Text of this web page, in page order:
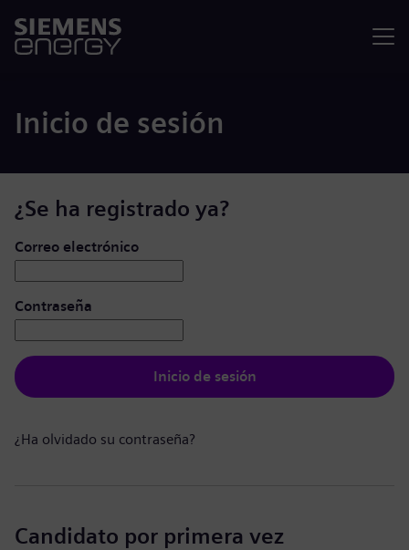
Inicio de sesión
¿Se ha registrado ya?
Iniciar de sesión: usuario y contraseña
Correo electrónico
Contraseña
Inicio de sesión
¿Ha olvidado su contraseña?
Candidato por primera vez